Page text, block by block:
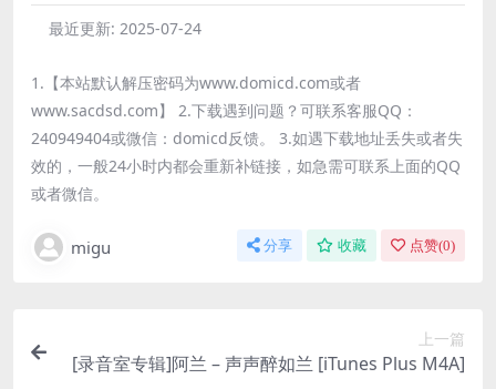
最近更新: 2025-07-24
1.【本站默认解压密码为www.domicd.com或者
www.sacdsd.com】 2.下载遇到问题？可联系客服QQ：
240949404或微信：domicd反馈。 3.如遇下载地址丢失或者失
效的，一般24小时内都会重新补链接，如急需可联系上面的QQ
或者微信。
migu 分享 收藏 点赞(0)
上一篇
[录音室专辑]阿兰 – 声声醉如兰 [iTunes Plus M4A]